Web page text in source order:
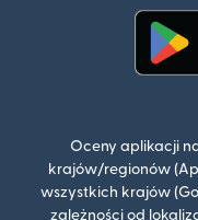
Oceny aplikacji
krajów/regionów
wszystkich krajów
zależności od